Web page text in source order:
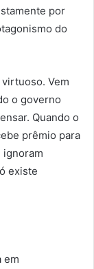
por
do
Vem
o governo
Quando o
prêmio para
ignoram
existe
em